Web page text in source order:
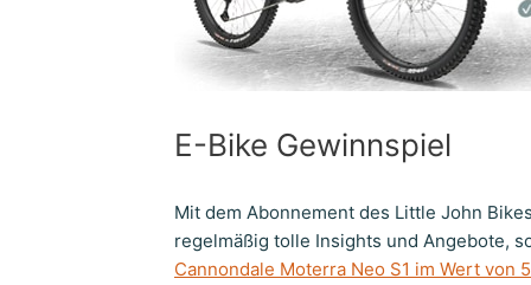
E-Bike Gewinnspiel
Mit dem Abonnement des Little John
regelmäßig tolle Insights und Angebote,
Cannondale Moterra Neo S1 im Wert von